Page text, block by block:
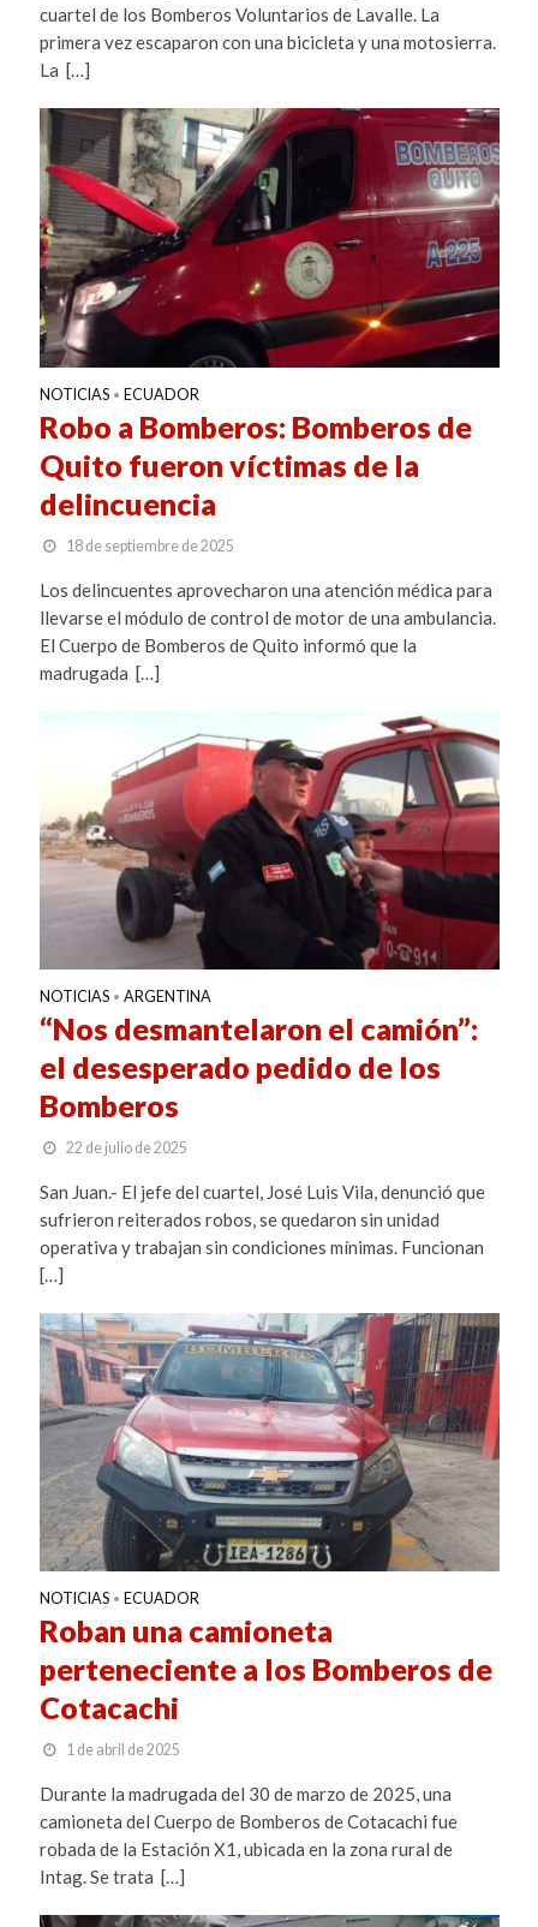
cuartel de los Bomberos Voluntarios de Lavalle. La
primera vez escaparon con una bicicleta y una motosierra.
La […]
NOTICIAS • ECUADOR
Robo a Bomberos: Bomberos de
Quito fueron víctimas de la
delincuencia
18 de septiembre de 2025
Los delincuentes aprovecharon una atención médica para
llevarse el módulo de control de motor de una ambulancia.
El Cuerpo de Bomberos de Quito informó que la
madrugada […]
NOTICIAS • ARGENTINA
“Nos desmantelaron el camión”:
el desesperado pedido de los
Bomberos
22 de julio de 2025
San Juan.- El jefe del cuartel, José Luis Vila, denunció que
sufrieron reiterados robos, se quedaron sin unidad
operativa y trabajan sin condiciones mínimas. Funcionan
[…]
NOTICIAS • ECUADOR
Roban una camioneta
perteneciente a los Bomberos de
Cotacachi
1 de abril de 2025
Durante la madrugada del 30 de marzo de 2025, una
camioneta del Cuerpo de Bomberos de Cotacachi fue
robada de la Estación X1, ubicada en la zona rural de
Intag. Se trata […]